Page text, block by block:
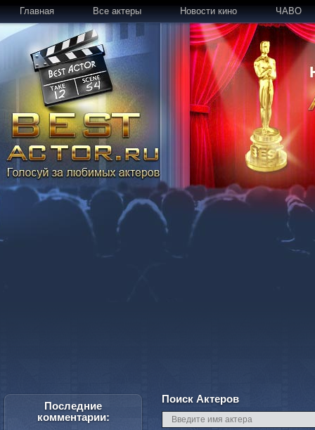
Главная Все актеры Новости кино ЧАВО
Поиск Актеров
Последние
комментарии: